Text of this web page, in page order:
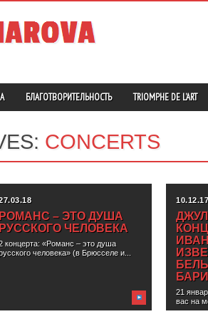
БЛАГОТВОРИТЕЛЬНОСТЬ TRIOMPHE DE L’ART
CONCERTS
РОМАНС – ЭТО ДУША
РУССКОГО ЧЕЛОВЕКА
концерта: «Романс – это душа
человека» (в Брюсселе и...
21
вас на